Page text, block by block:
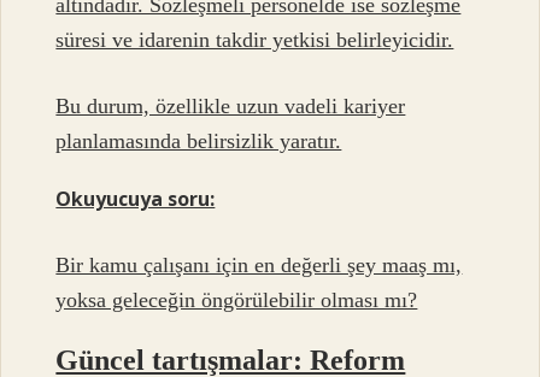
süresi ve idarenin takdir yetkisi belirleyicidir.
Bu durum, özellikle uzun vadeli kariyer
planlamasında belirsizlik yaratır.
Okuyucuya soru:
Bir kamu çalışanı için en değerli şey maaş mı,
yoksa geleceğin öngörülebilir olması mı?
Güncel tartışmalar: Reform